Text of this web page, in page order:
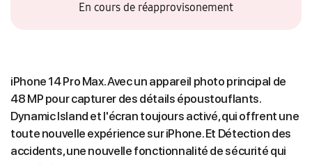
En cours de réapprovisonement
iPhone 14 Pro Max. Avec un appareil photo principal de
48 MP pour capturer des détails époustouflants.
Dynamic Island et l'écran toujours activé, qui offrent une
toute nouvelle expérience sur iPhone. Et Détection des
accidents, une nouvelle fonctionnalité de sécurité qui